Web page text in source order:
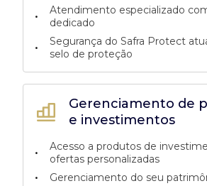
Gerenciamento de
e investimentos
•
Acesso a produtos de
ofertas personalizadas
• Gerenciamento do seu
•
Atendimento especializado
dedicado
•
Segurança do Safra Protect
selo de proteção